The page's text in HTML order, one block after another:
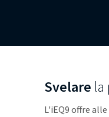
Svelare la
L'iEQ9 offre